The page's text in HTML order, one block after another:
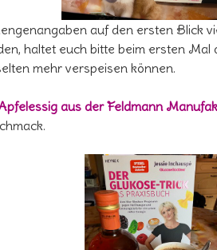
auf den ersten Blick
haltet euch bitte beim ersten Mal
mehr verspeisen können.
aus der Feldmann